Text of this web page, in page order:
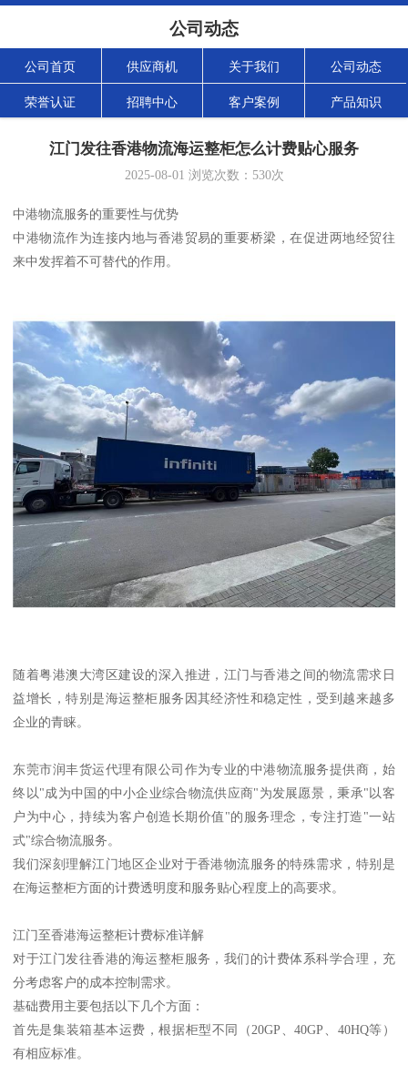
公司动态
公司首页 供应商机 关于我们 公司动态
荣誉认证 招聘中心 客户案例 产品知识
江门发往香港物流海运整柜怎么计费贴心服务
2025-08-01 浏览次数： 530次
中港物流服务的重要性与优势
中港物流作为连接内地与香港贸易的重要桥梁，在促进两地经贸往
来中发挥着不可替代的作用。
随着粤港澳大湾区建设的深入推进，江门与香港之间的物流需求日
益增长，特别是海运整柜服务因其经济性和稳定性，受到越来越多
企业的青睐。
东莞市润丰货运代理有限公司作为专业的中港物流服务提供商，始
终以"成为中国的中小企业综合物流供应商"为发展愿景，秉承"以客
户为中心，持续为客户创造长期价值"的服务理念，专注打造"一站
式"综合物流服务。
我们深刻理解江门地区企业对于香港物流服务的特殊需求，特别是
在海运整柜方面的计费透明度和服务贴心程度上的高要求。
江门至香港海运整柜计费标准详解
对于江门发往香港的海运整柜服务，我们的计费体系科学合理，充
分考虑客户的成本控制需求。
基础费用主要包括以下几个方面：
首先是集装箱基本运费，根据柜型不同（20GP、40GP、40HQ等）
有相应标准。